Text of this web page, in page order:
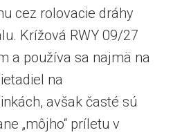
cez rolovacie dráhy
Krížová RWY 09/27
a používa sa najmä na
na
avšak časté sú
„môjho“ príletu v